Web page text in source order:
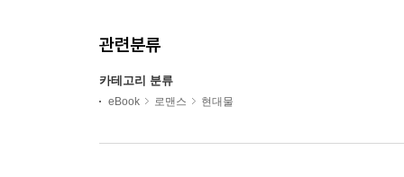
관련분류
카테고리 분류
eBook 로맨스 현대물